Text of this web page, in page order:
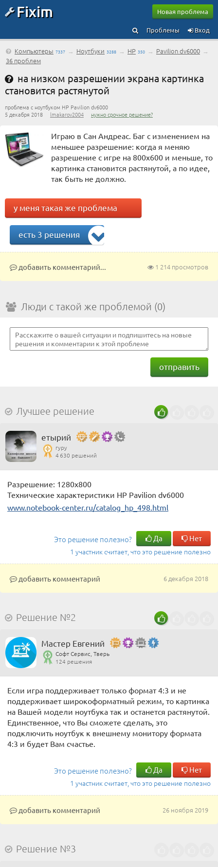
Fixim Новая проблема
Вход
Проблемы
Компьютеры 7337 → Ноутбуки 3288 → HP 350 → Pavilion dv6000 →
36 проблем
на низком разрешении экрана картинка
становится растянутой
проблема с ноутбуком HP Pavilion dv6000
5 декабря 2018 lmakarov2004 нужно срочное решение?
Играю в Сан Андреас. Баг с изменением на
меньшее разрешение: когда я меняю
разрешение с игре на 800х600 и меньше, то
картинка становится растянутой, а по идее,
так быть не должно.
у меня такая же проблема
есть 3 решения
1 214 просмотров
добавить комментарий...
Люди с такой же проблемой (0)
отправить
Лучшее решение
етырий
гуру
4 630 решений
Разрешение: 1280x800
Технические характеристики HP Pavilion dv6000
www.notebook-center.ru/catalog_hp_498.html
Это решение полезно? Да Нет
1 участник считает, что это решение полезно
6 декабря 2018
добавить комментарий
Решение №2
Мастер Евгений
Софт Сервис, Тверь
124 решения
Если игра поддерживает только формат 4:3 и не
поддерживает широкоформатный режим, то картинка
на Вашей модели ноутбука так и останется растянутой.
Единственное, что Вы сможете сделать, это
подключить ноутбук к внешнему монитору формата
4:3 и будет Вам счастье.
Это решение полезно? Да Нет
1 участник считает, что это решение полезно
26 ноября 2019
добавить комментарий
Решение №3